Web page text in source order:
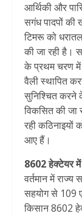
आर्थिकी और
सगंध पादपों की
टिमरू को
की जा रही है।
के प्रथम चरण में
वैली स्थापित
सुनिश्चित करने
विकसित की जा
रही
आए हैं।
8602 हेक्टेयर में
वर्तमान में
सहयोग से 109
किसान 8602